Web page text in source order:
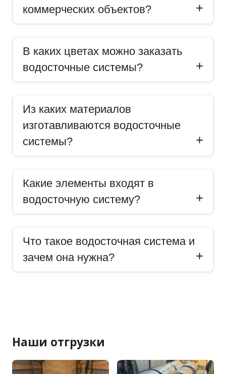
коммерческих объектов?
В каких цветах можно заказать
водосточные системы?
Из каких материалов
изготавливаются водосточные
системы?
Какие элементы входят в
водосточную систему?
Что такое водосточная система и
зачем она нужна?
Наши отгрузки